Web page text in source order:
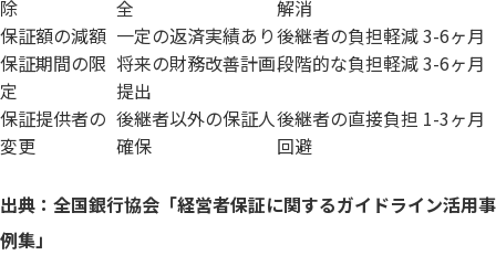
除
全
解消
保証額の減額 一定の返済実績あり後継者の負担軽減3-6ヶ月
保証期間の限
定
将来の財務改善計画
提出
段階的な負担軽減3-6ヶ月
保証提供者の
変更
後継者以外の保証人
確保
後継者の直接負担
回避
1-3ヶ月
出典：全国銀行協会「経営者保証に関するガイドライン活用事
例集」